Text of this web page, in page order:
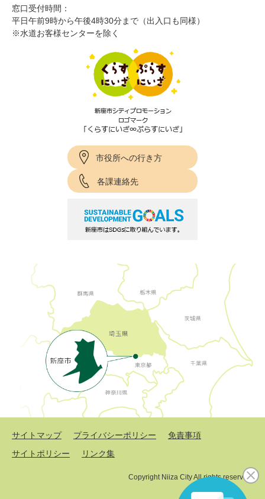
窓口受付時間：
平日午前9時から午後4時30分まで（出入口も同様）
※水道お客様センターを除く
市役所への行き方
各課連絡先
サイトマップ プライバシーポリシー
免責事項
サイトポリシー
リンク集
Copyright Niiza City All rights reserved.